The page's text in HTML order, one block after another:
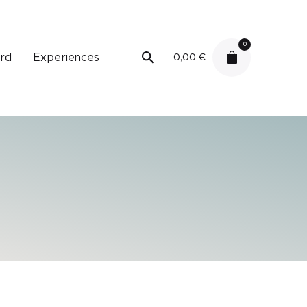
Experiences 0,00€
0